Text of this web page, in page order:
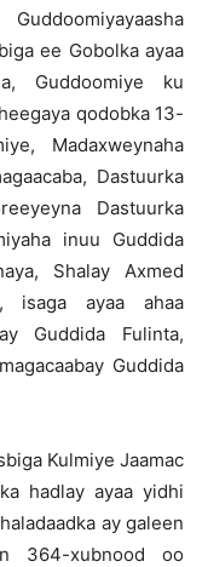
ee Gobolka ayaa
Guddoomiye ku
qodobka 13-
Madaxweynaha
Dastuurka
Dastuurka
inuu Guddida
Shalay Axmed
isaga ayaa ahaa
Guddida Fulinta,
Guddida
Kulmiye Jaamac
hadlay ayaa yidhi
ay galeen
364-xubnood oo